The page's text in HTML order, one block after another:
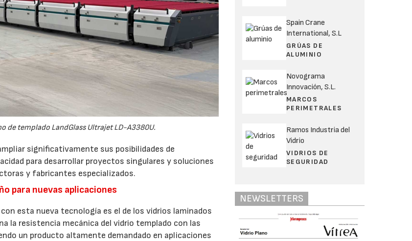
de templado LandGlass Ultrajet LD-A3380U.
significativamente sus posibilidades de
para desarrollar proyectos singulares y soluciones
y fabricantes especializados.
para nuevas aplicaciones
esta nueva tecnología es el de los vidrios laminados
la resistencia mecánica del vidrio templado con las
un producto altamente demandado en aplicaciones
Spain Crane
International, S.L
GRÚAS DE
ALUMINIO
Novograma
Innovación, S.L.
MARCOS
PERIMETRALES
Ramos Industria del
Vidrio
VIDRIOS DE
SEGURIDAD
NEWSLETTERS